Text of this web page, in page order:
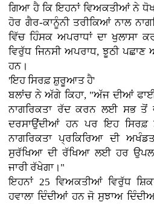
ਗਿਆ ਹੈ ਕਿ ਇਹਨਾਂ ਵਿਅਕਤੀਆਂ ਨੇ
ਹੋਰ ਗੈਰ-ਕਾਨੂੰਨੀ ਤਰੀਕਿਆਂ ਨਾਲ
ਵਿੱਚ ਹਿੰਸਕ ਅਪਰਾਧਾਂ ਦਾ ਖੁਲਾਸਾ
ਵਿਰੁੱਧ ਜਿਨਸੀ ਅਪਰਾਧ, ਝੂਠੀ
ਹਨ।
'ਇਹ ਸਿਰਫ਼ ਸ਼ੁਰੂਆਤ ਹੈ'
ਬਲਾਂਚ ਨੇ ਅੱਗੇ ਕਿਹਾ, "ਅੱਜ ਦੀਆਂ
ਨਾਗਰਿਕਤਾ ਰੱਦ ਕਰਨ ਲਈ ਸਭ ਤੋਂ
ਦਰਸਾਉਂਦੀਆਂ ਹਨ ਪਰ ਇਹ
ਨਾਗਰਿਕਤਾ ਪ੍ਰਕਿਰਿਆ ਦੀ
ਸੁਰੱਖਿਆ ਦੀ ਰੱਖਿਆ ਲਈ ਹਰ
ਜਾਰੀ ਰੱਖੇਗਾ।"
ਇਹਨਾਂ 25 ਵਿਅਕਤੀਆਂ ਵਿਰੁੱਧ
ਹਵਾਲਾ ਦਿੰਦੀਆਂ ਹਨ ਜੋ ਸੁਝਾਅ